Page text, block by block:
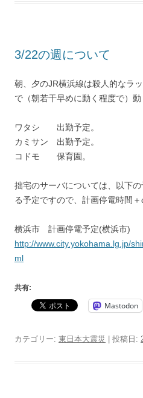
3/22の週について
朝、夕のJR横浜線は殺人的なラ
で（朝若干早めに動く程度で）動
ワタシ 出勤予定。
カミサン 出勤予定。
コドモ 保育園。
拙宅のサーバについては、以下
る予定ですので、計画停電時間＋
横浜市 計画停電予定(横浜市)
http://www.city.yokohama.lg.jp/
ml
共有:
Mastodon
カテゴリー: 東日本大震災 | 投稿日: